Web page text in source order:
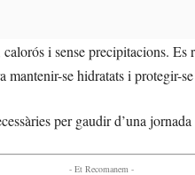
i sense precipitacions. Es
mantenir-se hidratats i protegir-
per gaudir d’una jornada
- Et Recomanem -